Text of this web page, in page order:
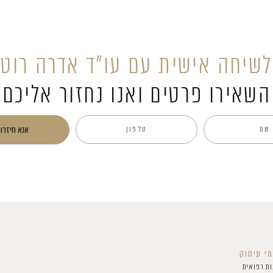
לשיחה אישית עם עו”ד אדרה רוט
השאירו פרטים ואנו נחזור אליכם
אנא
עיסוק
רפואית